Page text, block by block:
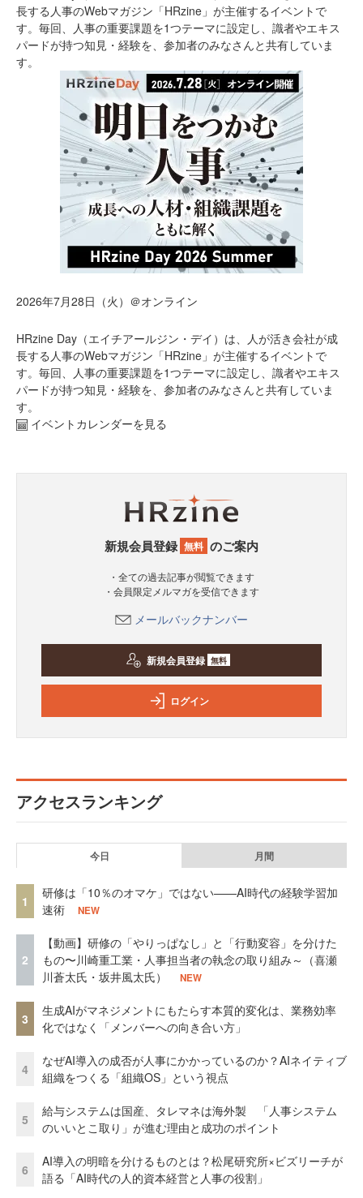
長する人事のWebマガジン「HRzine」が主催するイベントで
す。毎回、人事の重要課題を1つテーマに設定し、識者やエキス
パードが持つ知見・経験を、参加者のみなさんと共有していま
す。
2026年7月28日（火）＠オンライン
HRzine Day（エイチアールジン・デイ）は、人が活き会社が成
長する人事のWebマガジン「HRzine」が主催するイベントで
す。毎回、人事の重要課題を1つテーマに設定し、識者やエキス
パードが持つ知見・経験を、参加者のみなさんと共有していま
す。
イベントカレンダーを見る
新規会員登録 無料 のご案内
・全ての過去記事が閲覧できます
・会員限定メルマガを受信できます
メールバックナンバー
新規会員登録 無料
ログイン
アクセスランキング
今日 月間
1
研修は「10％のオマケ」ではない——AI時代の経験学習加
速術
NEW
2
【動画】研修の「やりっぱなし」と「行動変容」を分けた
もの〜川崎重工業・人事担当者の執念の取り組み～（喜瀬
川蒼太氏・坂井風太氏）
NEW
3
生成AIがマネジメントにもたらす本質的変化は、業務効率
化ではなく「メンバーへの向き合い方」
4
なぜAI導入の成否が人事にかかっているのか？AIネイティブ
組織をつくる「組織OS」という視点
5
給与システムは国産、タレマネは海外製 「人事システム
のいいとこ取り」が進む理由と成功のポイント
6
AI導入の明暗を分けるものとは？松尾研究所×ビズリーチが
語る「AI時代の人的資本経営と人事の役割」